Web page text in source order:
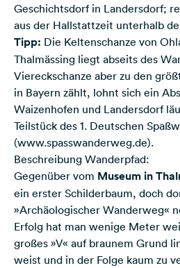
Geschichtsdorf in Landersdorf;
aus der Hallstattzeit unterhalb
Tipp: Die Keltenschanze von
Thalmässing liegt abseits des
Viereckschanze aber zu den
in Bayern zählt, lohnt sich ein
Waizenhofen und Landersdorf
Teilstück des 1. Deutschen
(www.spasswanderweg.de).
Beschreibung Wanderpfad:
Gegenüber vom Museum in
ein erster Schilderbaum, doch
»Archäologischer Wanderweg«
Erfolg hat man wenige Meter
großes »V« auf braunem Grund
weist und in der Folge kaum zu